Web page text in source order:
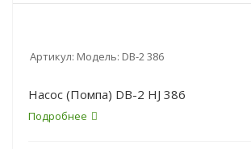
Артикул: Модель: DB-2 386
Насос (Помпа) DB-2 HJ 386
Подробнее